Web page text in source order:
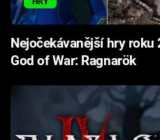
Nejočekávanější hry
God of War: Ragnarök